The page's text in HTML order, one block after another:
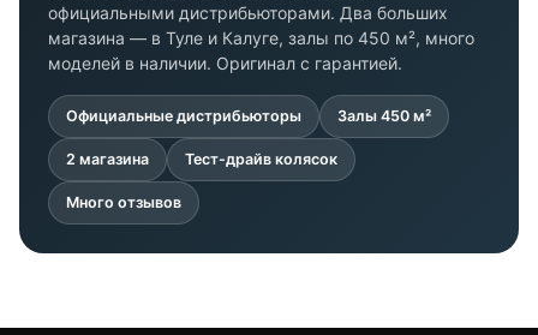
официальными дистрибьюторами. Два больших
магазина — в Туле и Калуге, залы по 450 м², много
моделей в наличии. Оригинал с гарантией.
Официальные дистрибьюторы Залы 450 м²
2 магазина Тест-драйв колясок
Много отзывов